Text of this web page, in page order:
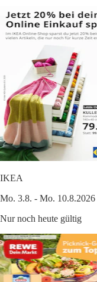
IKEA
Mo. 3.8. - Mo. 10.8.2026
Nur noch heute gültig